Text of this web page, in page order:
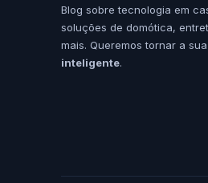
Blog sobre tecnologia em
soluções de domótica,
mais. Queremos tornar a
inteligente.